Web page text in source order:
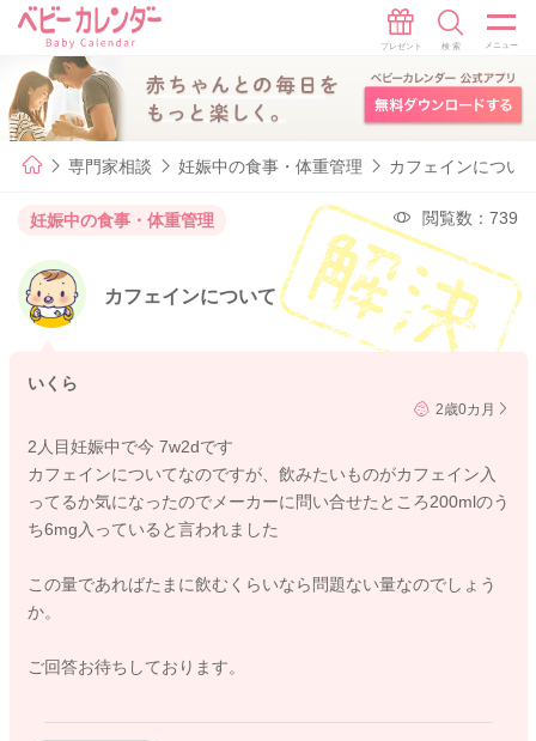
専門家相談 妊娠中の食事・体重管理 カフェインについ
妊娠中の食事・体重管理 閲覧数：739
カフェインについて
いくら
2歳0カ月
2人目妊娠中で今 7w2dです
カフェインについてなのですが、飲みたいものがカフェイン入
ってるか気になったのでメーカーに問い合せたところ200mlのう
ち6mg入っていると言われました
この量であればたまに飲むくらいなら問題ない量なのでしょう
か。
ご回答お待ちしております。